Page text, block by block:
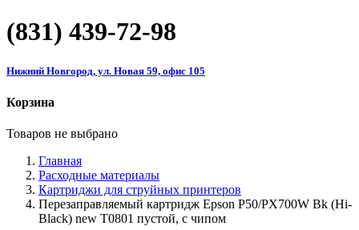
(831) 439-72-98
Нижний Новгород, ул. Новая 59, офис 105
Корзина
Товаров не выбрано
Главная
Расходные материалы
Картриджи для струйных принтеров
Перезаправляемый картридж Epson P50/PX700W Bk (Hi-
Black) new T0801 пустой, с чипом